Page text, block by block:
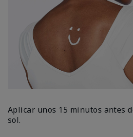
Aplicar unos 15 minutos antes
sol.